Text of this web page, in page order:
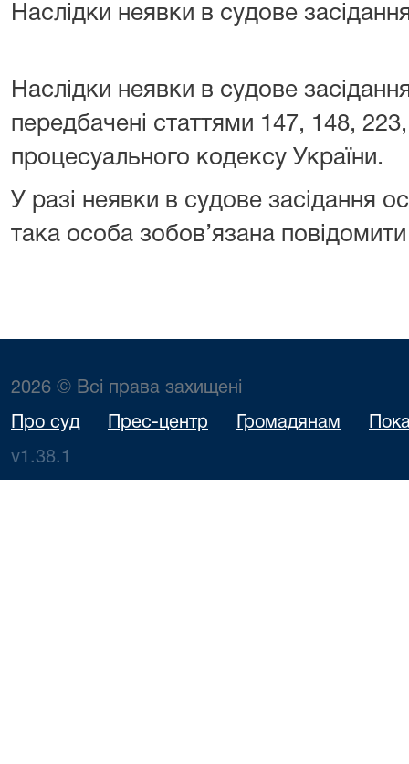
Наслідки неявки в судове
Наслідки неявки в судове
передбачені статтями 147, 148,
процесуального кодексу України.
У разі неявки в судове засідання
така особа зобов’язана
2026 © Всі права захищені
Про суд Прес-центр Громадянам
v1.38.1